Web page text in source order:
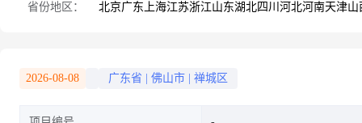
省份地区： 北京广东 上海江苏浙江山东湖北四川 河北河南天津山
2026-08-08 广东省 佛山市 禅城区